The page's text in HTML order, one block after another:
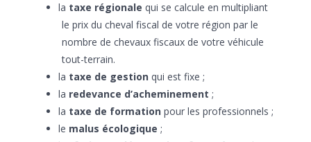
la taxe régionale qui se calcule en multipliant
le prix du cheval fiscal de votre région par le
nombre de chevaux fiscaux de votre véhicule
tout-terrain.
la taxe de gestionqui est fixe ;
la redevance d’acheminement ;
la taxe de formationpour les professionnels ;
le malus écologique ;